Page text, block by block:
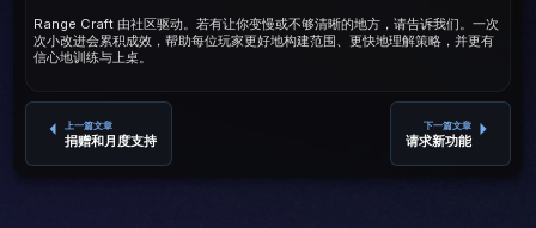
Range Craft 由社区驱动。若有让你变慢或不够清晰的地方，请告诉我们。一次
次小改进会累积成效，帮助每位玩家更好地构建范围、更快地理解策略，并更有
信心地训练与上桌。
上一篇文章
捐赠和月度支持
下一篇文章
请求新功能